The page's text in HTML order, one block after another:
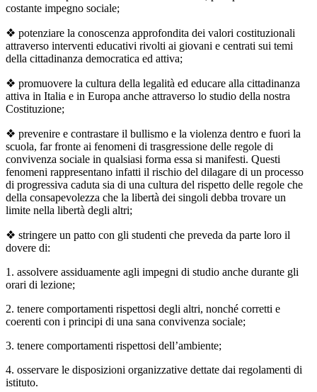
costante impegno sociale;
❖ potenziare la conoscenza approfondita dei valori costituzionali
attraverso interventi educativi rivolti ai giovani e centrati sui temi
della cittadinanza democratica ed attiva;
❖ promuovere la cultura della legalità ed educare alla cittadinanza
attiva in Italia e in Europa anche attraverso lo studio della nostra
Costituzione;
❖ prevenire e contrastare il bullismo e la violenza dentro e fuori la
scuola, far fronte ai fenomeni di trasgressione delle regole di
convivenza sociale in qualsiasi forma essa si manifesti. Questi
fenomeni rappresentano infatti il rischio del dilagare di un processo
di progressiva caduta sia di una cultura del rispetto delle regole che
della consapevolezza che la libertà dei singoli debba trovare un
limite nella libertà degli altri;
❖ stringere un patto con gli studenti che preveda da parte loro il
dovere di:
1. assolvere assiduamente agli impegni di studio anche durante gli
orari di lezione;
2. tenere comportamenti rispettosi degli altri, nonché corretti e
coerenti con i principi di una sana convivenza sociale;
3. tenere comportamenti rispettosi dell’ambiente;
4. osservare le disposizioni organizzative dettate dai regolamenti di
istituto.